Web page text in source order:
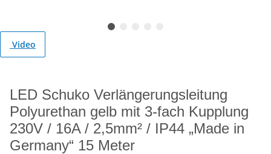
Video
LED Schuko Verlängerungsleitung
Polyurethan gelb mit 3-fach Kupplung
230V / 16A / 2,5mm² / IP44 „Made in
Germany“ 15 Meter